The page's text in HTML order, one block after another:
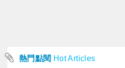
熱門點閱 Hot Articles